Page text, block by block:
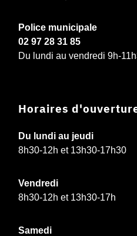
Police municipale
02 97 28 31 85
Du lundi au vendredi 9h-
Horaires
Du lundi au jeudi
8h30-12h et 13h30-17h30
Vendredi
8h30-12h et 13h30-17h
Samedi